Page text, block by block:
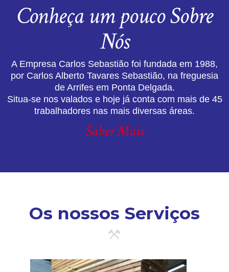
Conheça um pouco Sobre
Nós
A Empresa Carlos Sebastião foi fundada em 1988,
por Carlos Alberto Tavares Sebastião, na freguesia
de Arrifes em Ponta Delgada.
Situa-se nos valados e hoje já conta com mais de 45
trabalhadores nas mais diversas áreas.
Saber Mais
Os nossos Serviços